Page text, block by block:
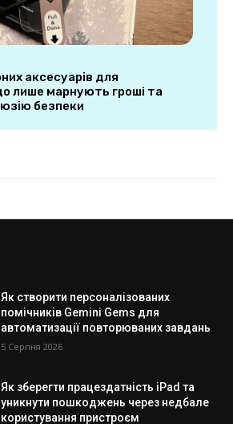
Як створити персоналізованих
помічників Gemini Gems для
автоматизації повторюваних завдань
5 Серпня 2026
Як зберегти працездатність iPad та
уникнути пошкоджень через недбале
користування пристроєм